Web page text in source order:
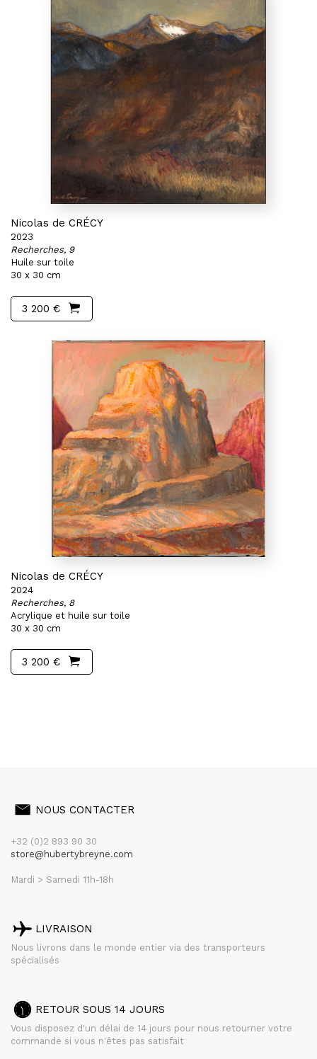
Nicolas de CRÉCY
2023
Recherches, 9
Huile sur toile
30 x 30 cm
3 200 €
Nicolas de CRÉCY
2024
Recherches, 8
Acrylique et huile sur toile
30 x 30 cm
3 200 €
NOUS CONTACTER
+32 (0)2 893 90 30
store@hubertybreyne.com
Mardi > Samedi 11h-18h
LIVRAISON
Nous livrons dans le monde entier via des transporteurs
spécialisés
RETOUR SOUS 14 JOURS
Vous disposez d'un délai de 14 jours pour nous retourner votre
commande si vous n'êtes pas satisfait